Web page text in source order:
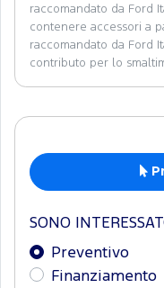
raccomandato da Ford
contenere accessori a
raccomandato da Ford
contributo per lo
SONO
Preventivo
Finanziamento